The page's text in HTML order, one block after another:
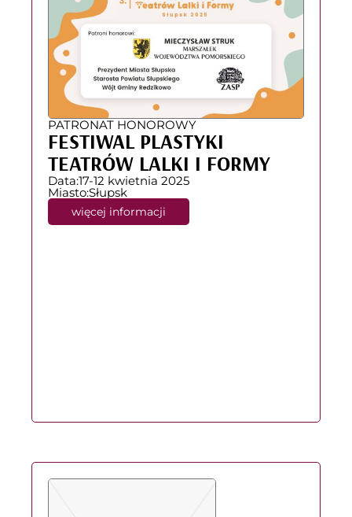
PATRONAT HONOROWY
FESTIWAL PLASTYKI
TEATRÓW LALKI I FORMY
Data:17-12 kwietnia 2025
Miasto:Słupsk
więcej informacji